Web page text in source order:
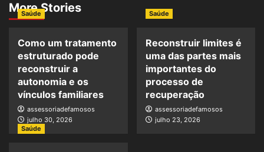
More Stories
Saúde
Como um tratamento
estruturado pode
reconstruir a
autonomia e os
vínculos familiares
assessoriadefamosos
julho 30, 2026
Saúde
Reconstruir limites é
uma das partes mais
importantes do
processo de
recuperação
assessoriadefamosos
julho 23, 2026
Saúde